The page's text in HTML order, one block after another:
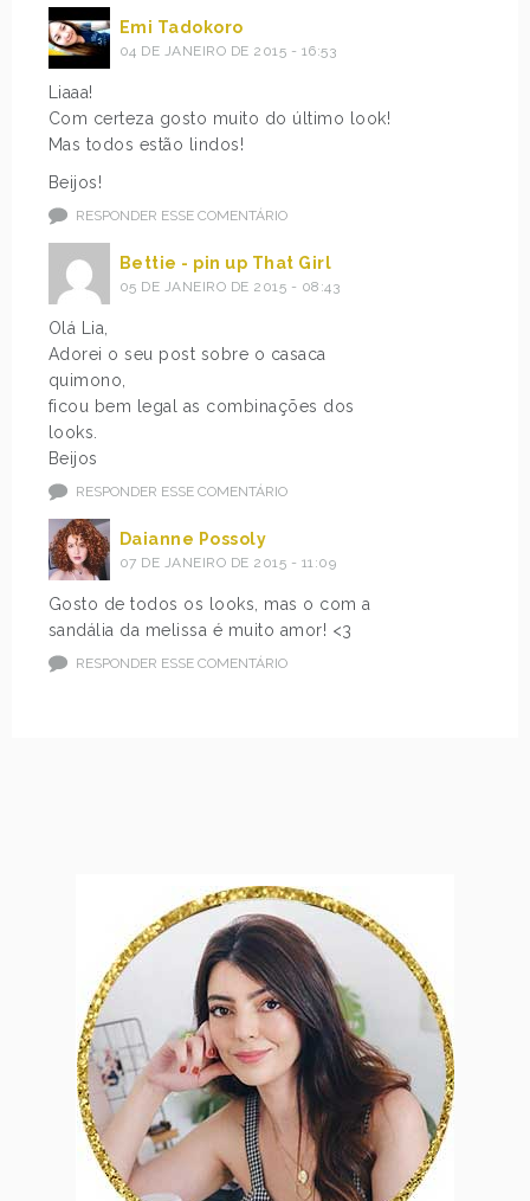
Emi Tadokoro
04 DE JANEIRO DE 2015 - 16:53
Liaaa!
Com certeza gosto muito do último look!
Mas todos estão lindos!
Beijos!
RESPONDER ESSE COMENTÁRIO
Bettie - pin up That Girl
05 DE JANEIRO DE 2015 - 08:43
Olá Lia,
Adorei o seu post sobre o casaca
quimono,
ficou bem legal as combinações dos
looks.
Beijos
RESPONDER ESSE COMENTÁRIO
Daianne Possoly
07 DE JANEIRO DE 2015 - 11:09
Gosto de todos os looks, mas o com a
sandália da melissa é muito amor! <3
RESPONDER ESSE COMENTÁRIO